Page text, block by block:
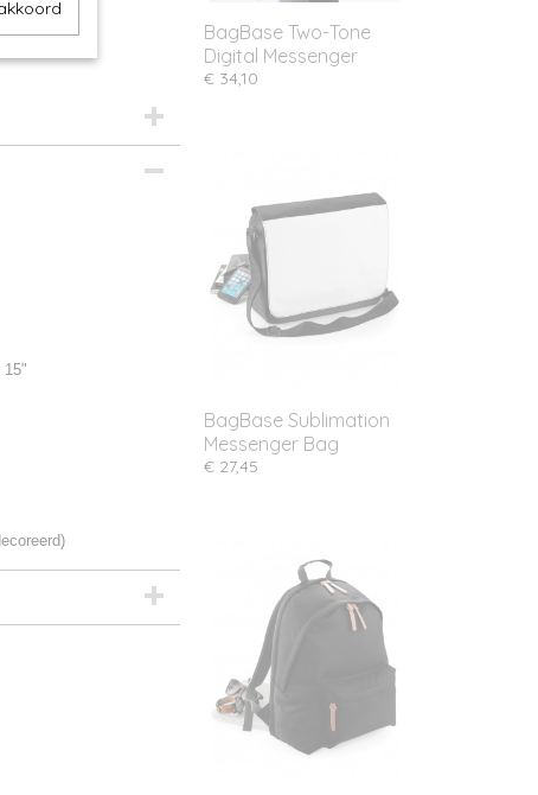
15"
BagBase Two-Tone
Digital Messenger
€ 34,10
BagBase Sublimation
Messenger Bag
€ 27,45